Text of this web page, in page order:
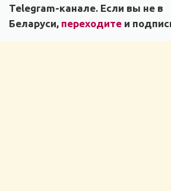
Telegram-канале. Если вы не в
Беларуси, переходите и